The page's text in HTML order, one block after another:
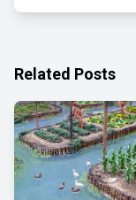
Related Posts